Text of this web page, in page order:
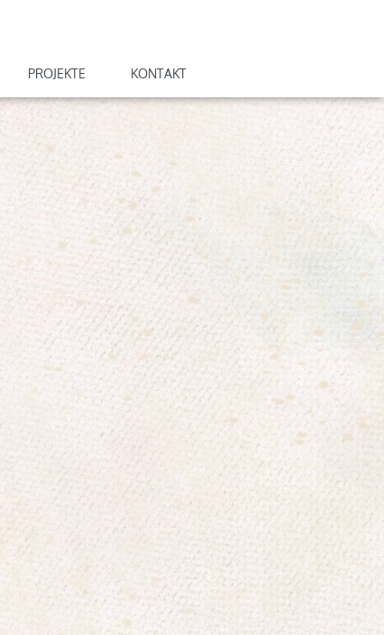
PROJEKTE KONTAKT